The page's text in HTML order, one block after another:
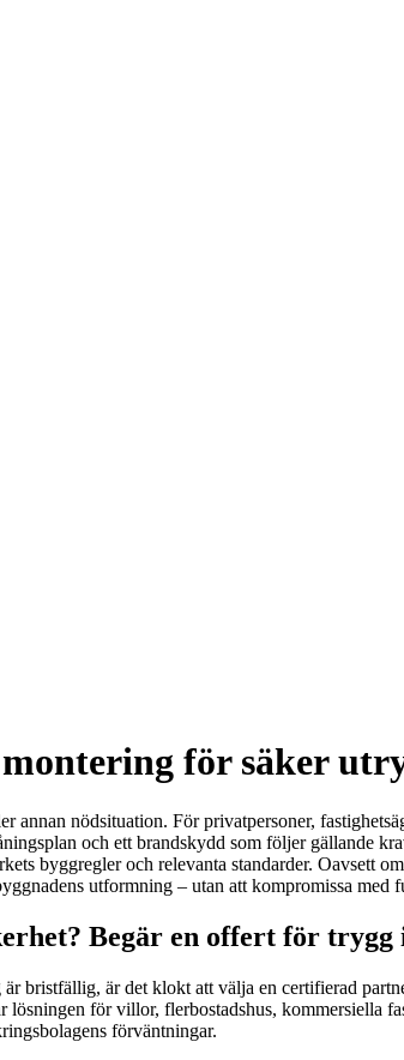
för säker
nödsituation. För privatpersoner,
och ett brandskydd som följer gällande
byggregler och relevanta standarder. Oavsett
utformning – utan att kompromissa
Begär en offert för
bristfällig, är det klokt att välja en certifierad
för villor, flerbostadshus, kommersiella
förväntningar.